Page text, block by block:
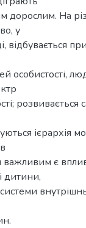
дорослим. На
у
відбувається
особистості,
розвивається
ієрархія
є вплив
дитини,